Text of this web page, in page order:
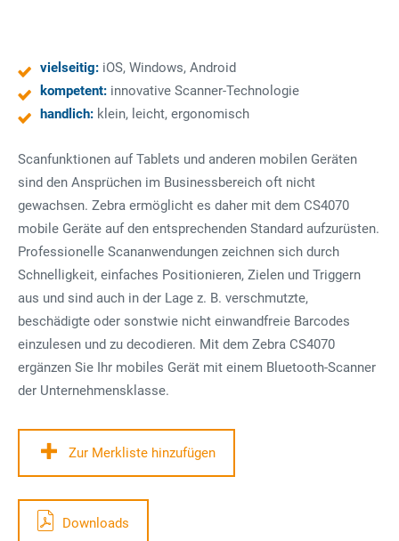
vielseitig: iOS, Windows, Android
kompetent: innovative Scanner-Technologie
handlich: klein, leicht, ergonomisch
Scanfunktionen auf Tablets und anderen mobilen Geräten
sind den Ansprüchen im Businessbereich oft nicht
gewachsen. Zebra ermöglicht es daher mit dem CS4070
mobile Geräte auf den entsprechenden Standard aufzurüsten.
Professionelle Scananwendungen zeichnen sich durch
Schnelligkeit, einfaches Positionieren, Zielen und Triggern
aus und sind auch in der Lage z. B. verschmutzte,
beschädigte oder sonstwie nicht einwandfreie Barcodes
einzulesen und zu decodieren. Mit dem Zebra CS4070
ergänzen Sie Ihr mobiles Gerät mit einem Bluetooth-Scanner
der Unternehmensklasse.
Zur Merkliste hinzufügen
Downloads